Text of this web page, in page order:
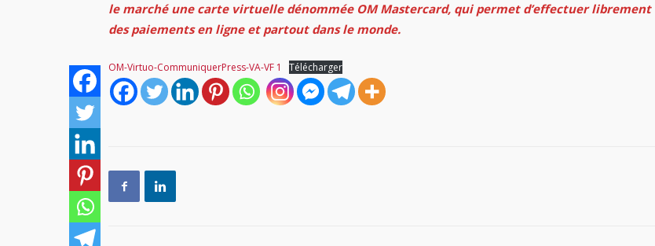
le marché une carte virtuelle dénommée OM Mastercard, qui permet d’effectuer librement
des paiements en ligne et partout dans le monde.
OM-Virtuo-CommuniquerPress-VA-VF 1 Télécharger